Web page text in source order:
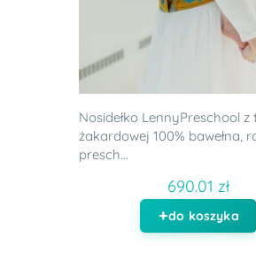
Nosidełko LennyPreschool
żakardowej 100% bawełna,
presch...
690.01 zł
do koszyka